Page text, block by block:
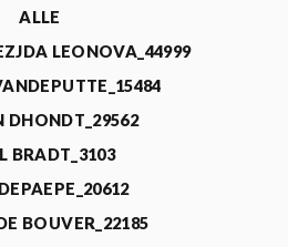
ALLE
LEONOVA_44999
DHONDT_29562
BRADT_3103
BOUVER_22185